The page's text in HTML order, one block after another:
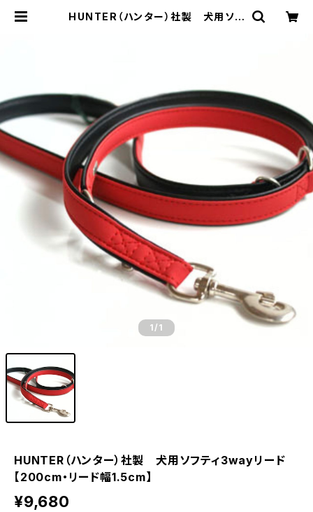
HUNTER（ハンター）社製 犬用ソフ
1/1
HUNTER（ハンター）社製 犬用ソフティ3wayリード
【200cm・リード幅1.5cm】
¥9,680